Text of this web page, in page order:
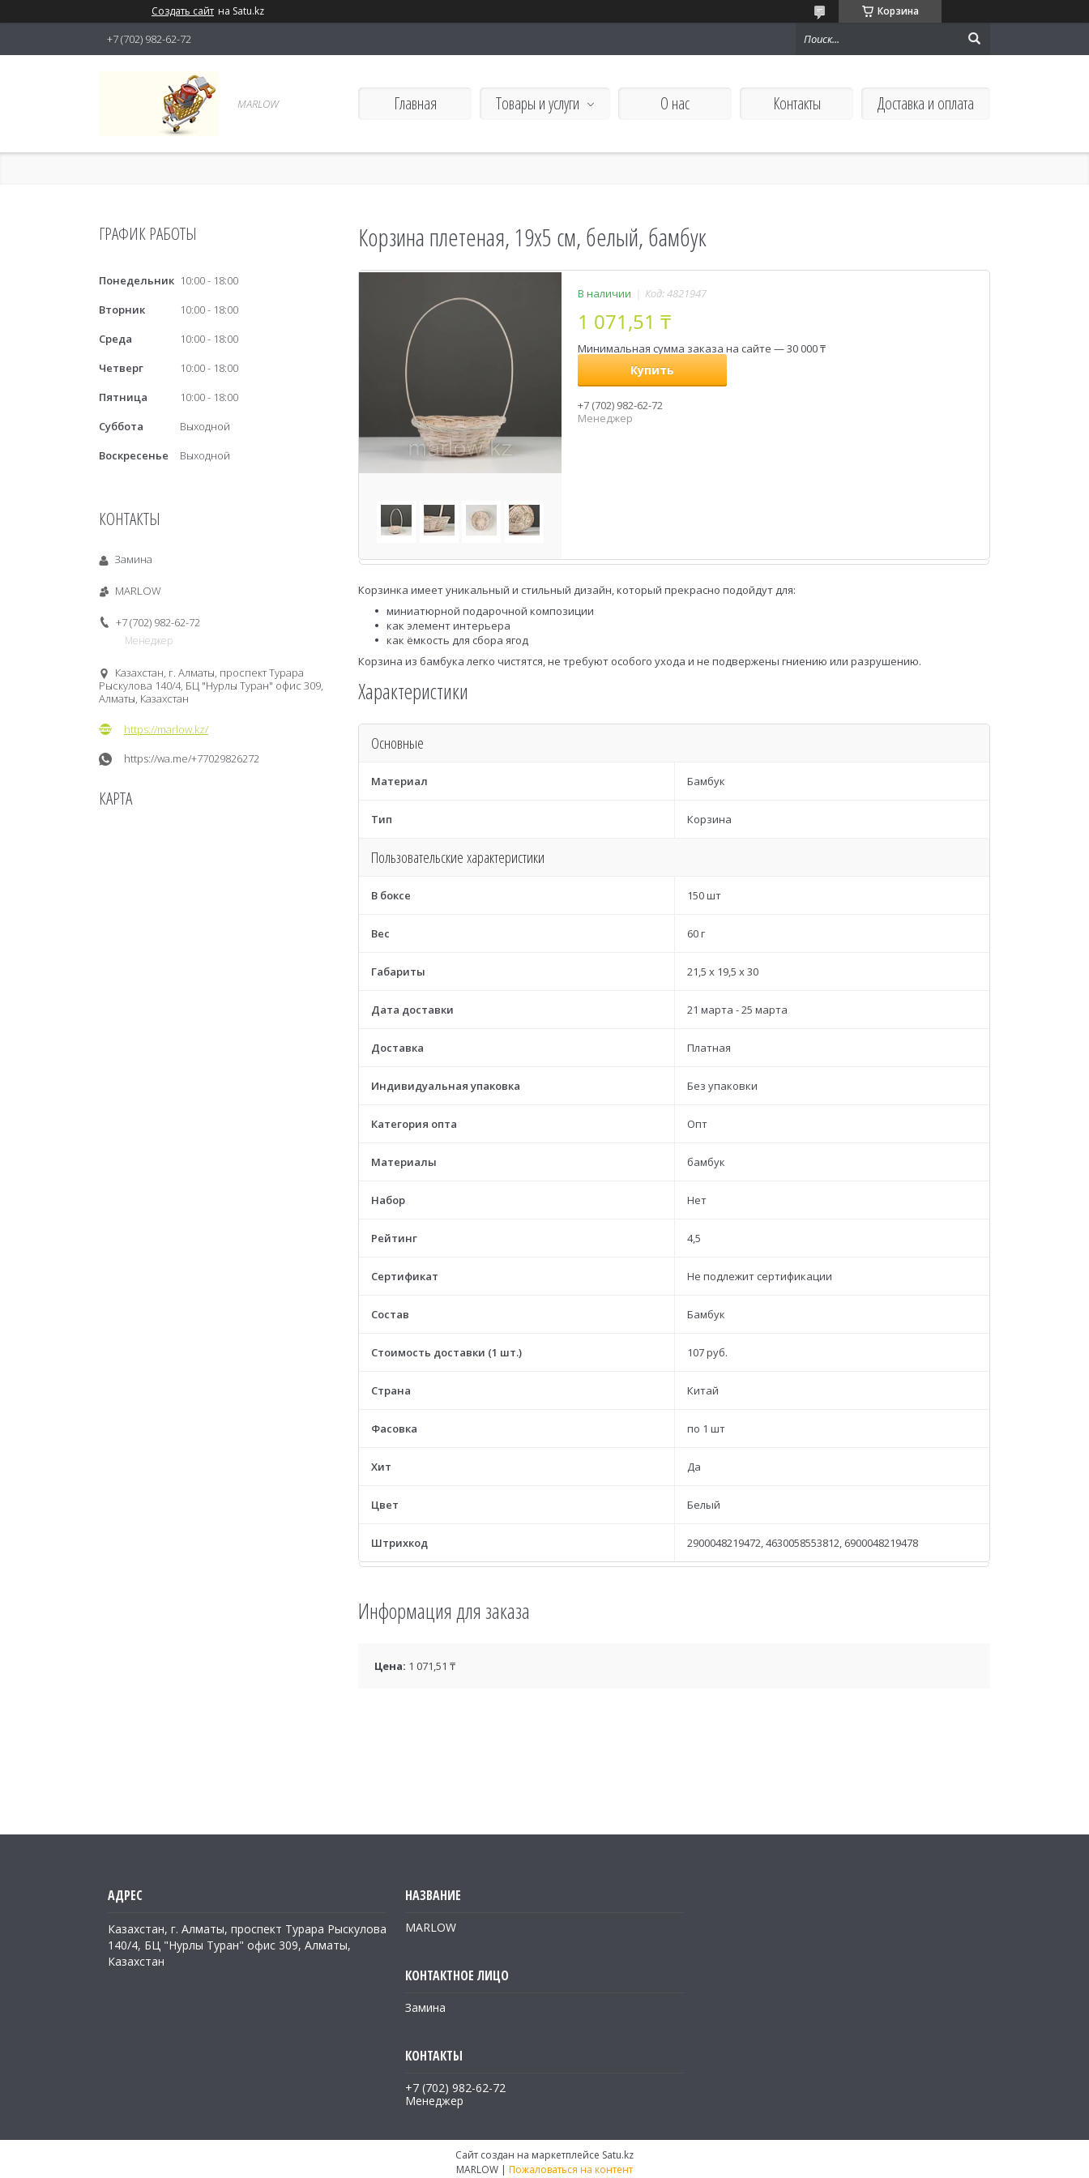
Создать сайт на Satu.kz Корзина
+7 (702) 982-62-72
MARLOW Главная Товары и услуги О нас Контакты Доставка и оплата
Корзина плетеная, 19x5 см, белый, бамбук
В наличии Код:4821947
1 071,51 ₸
Минимальная сумма заказа на сайте — 30 000 ₸
Купить
+7 (702) 982-62-72
Менеджер
Корзинка имеет уникальный и стильный дизайн, который прекрасно подойдут для:
миниатюрной подарочной композиции
как элемент интерьера
как ёмкость для сбора ягод
Корзина из бамбука легко чистятся, не требуют особого ухода и не подвержены гниению или разрушению.
Характеристики
Основные
Материал Бамбук
Тип Корзина
Пользовательские характеристики
В боксе 150 шт
Вес 60 г
Габариты 21,5 x 19,5 x 30
Дата доставки 21 марта - 25 марта
Доставка Платная
Индивидуальная упаковка Без упаковки
Категория опта Опт
Материалы бамбук
Набор Нет
Рейтинг 4,5
Сертификат Не подлежит сертификации
Состав Бамбук
Стоимость доставки (1 шт.) 107 руб.
Страна Китай
Фасовка по 1 шт
Хит Да
Цвет Белый
Штрихкод 2900048219472, 4630058553812, 6900048219478
Информация для заказа
Цена: 1 071,51 ₸
ГРАФИК РАБОТЫ
Понедельник 10:00
18:00
Вторник
10:00
18:00
Среда
10:00
18:00
Четверг
10:00
18:00
Пятница
10:00
18:00
Суббота
Выходной
Воскресенье
Выходной
КОНТАКТЫ
Замина
MARLOW
+7 (702) 982-62-72
Менеджер
Казахстан, г. Алматы, проспект Турара
Рыскулова 140/4, БЦ "Нурлы Туран" офис 309,
Алматы, Казахстан
https://marlow.kz/
https://wa.me/+77029826272
КАРТА
Казахстан, г. Алматы, проспект Турара Рыскулова
140/4, БЦ "Нурлы Туран" офис 309, Алматы,
Казахстан
MARLOW
Замина
+7 (702) 982-62-72
Менеджер
Сайт создан на маркетплейсе Satu.kz
MARLOW | Пожаловаться на контент